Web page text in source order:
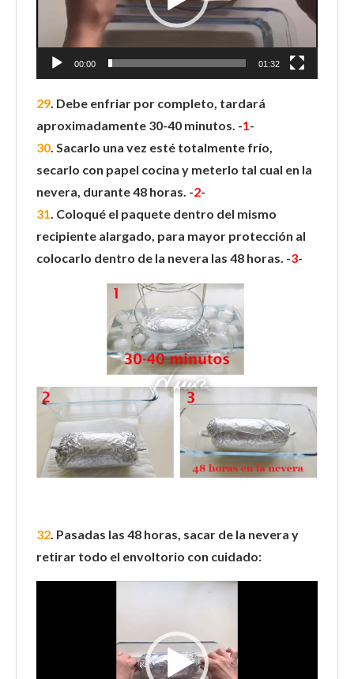
00:00 01:32
29 . Debe enfriar por completo, tardará
aproximadamente 30-40 minutos. -1 -
30 . Sacarlo una vez esté totalmente frío,
secarlo con papel cocina y meterlo tal cual en la
nevera, durante 48 horas. -2-
31 . Coloqué el paquete dentro del mismo
recipiente alargado, para mayor protección al
colocarlo dentro de la nevera las 48 horas. -3-
32 . Pasadas las 48 horas, sacar de la nevera y
retirar todo el envoltorio con cuidado: